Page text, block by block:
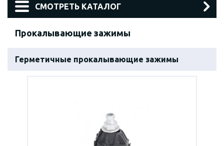
СМОТРЕТЬ КАТАЛОГ
Прокалывающие зажимы
Герметичные прокалывающие зажимы